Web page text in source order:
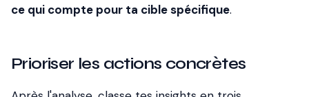
ce qui compte pour ta cible spécifique.
Prioriser les actions concrètes